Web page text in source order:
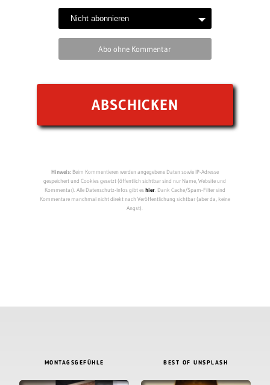
Abo ohne Kommentar
Hinweis:Beim Kommentieren werden angegebene Daten sowie IP-Adresse
gespeichert und Cookies gesetzt (öffentlich sichtbar sind nur Name, Website und
Kommentar). Alle Datenschutz-Infos gibt eshier. Dank Cache/Spam-Filter sind
Kommentare manchmal nicht direkt nach Veröffentlichung sichtbar (aber da, keine
Angst).
MONTAGSGEFÜHLE BEST OF UNSPLASH